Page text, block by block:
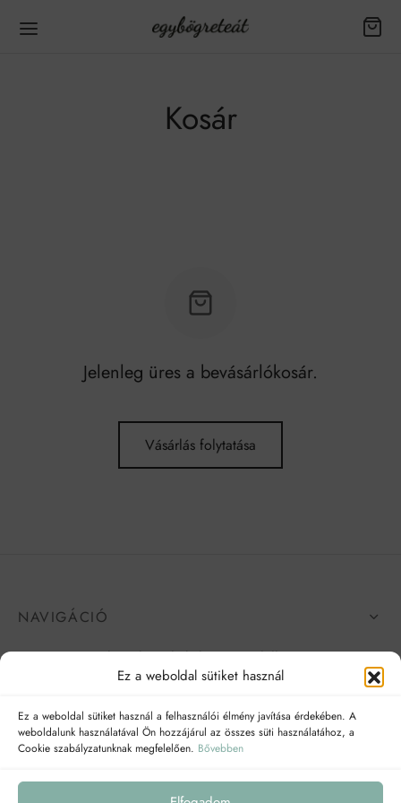
Ez a weboldal sütiket használ
Ez a weboldal sütiket használ a felhasználói élmény javítása érdekében. A
weboldalunk használatával Ön hozzájárul az összes süti használatához, a
Cookie szabályzatunknak megfelelően. Bővebben
Kosár
Jelenleg üres a bevásárlókosár.
Vásárlás folytatása
NAVIGÁCIÓ
A következő linkeken megtalálhatsz: